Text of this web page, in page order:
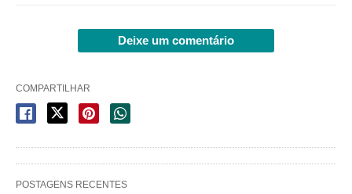
Deixe um comentário
COMPARTILHAR
POSTAGENS RECENTES